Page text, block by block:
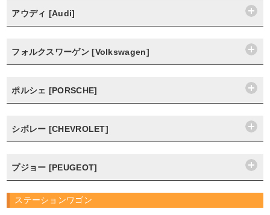
アウディ [Audi]
フォルクスワーゲン [Volkswagen]
ポルシェ [PORSCHE]
シボレー [CHEVROLET]
プジョー [PEUGEOT]
ステーションワゴン